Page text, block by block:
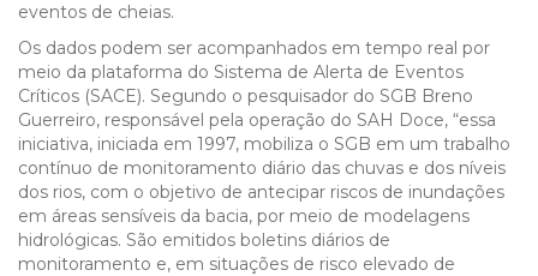
eventos de cheias.
Os dados podem ser acompanhados em tempo real por
meio da plataforma do Sistema de Alerta de Eventos
Críticos (SACE). Segundo o pesquisador do SGB Breno
Guerreiro, responsável pela operação do SAH Doce, “essa
iniciativa, iniciada em 1997, mobiliza o SGB em um trabalho
contínuo de monitoramento diário das chuvas e dos níveis
dos rios, com o objetivo de antecipar riscos de inundações
em áreas sensíveis da bacia, por meio de modelagens
hidrológicas. São emitidos boletins diários de
monitoramento e, em situações de risco elevado de